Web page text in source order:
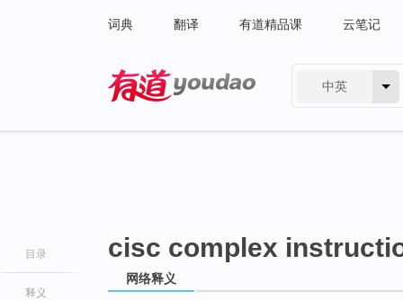
词典 翻译 有道精品课 云笔记
中英
目录
释义
cisc complex
网络释义